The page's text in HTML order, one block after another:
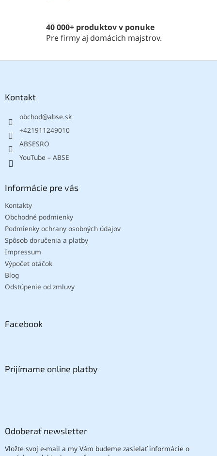
y
v
p
40 000+ produktov v ponuke
Pre firmy aj domácich majstrov.
Kontakt
obchod@abse.sk
+421911249010
ABSESRO
YouTube – ABSE
Informácie pre vás
Kontakty
Obchodné podmienky
Podmienky ochrany osobných údajov
Spôsob doručenia a platby
Impressum
Výpočet otáčok
Blog
Odstúpenie od zmluvy
Facebook
Prijímame online platby
Odoberať newsletter
Vložte svoj e-mail a my Vám budeme zasielať informácie o